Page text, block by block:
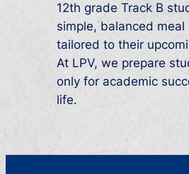
12th grade Track B
simple, balanced meal
tailored to their
At LPV, we prepare
only for academic
life.